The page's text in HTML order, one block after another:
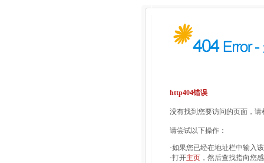
http404错误
没有找到您要访问的页面，
请尝试以下操作：
·如果您已经在地址栏中输入
·打开主页 ，然后查找指向您